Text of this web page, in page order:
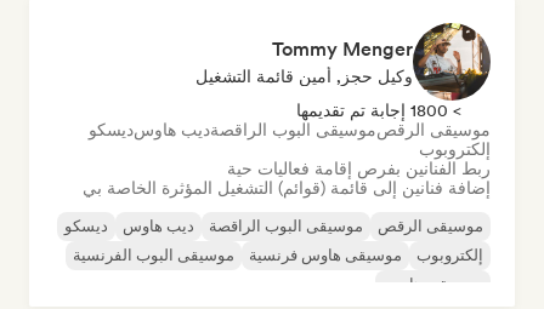
Tommy Menger
وكيل حجز, أمين قائمة التشغيل
> 1800 إجابة تم تقديمها
موسيقى الرقصموسيقى البوب الراقصةديب هاوسديسكو
إلكتروبوب
ربط الفنانين بفرص إقامة فعاليات حية
إضافة فنانين إلى قائمة (قوائم) التشغيل المؤثرة الخاصة بي
موسيقى الرقص موسيقى البوب الراقصة ديب هاوس
ديسكو
إلكتروبوب
موسيقى هاوس فرنسية
موسيقى البوب الفرنسية
موسيقى هاوس